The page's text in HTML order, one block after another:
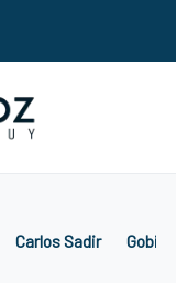
Carlos Sadir